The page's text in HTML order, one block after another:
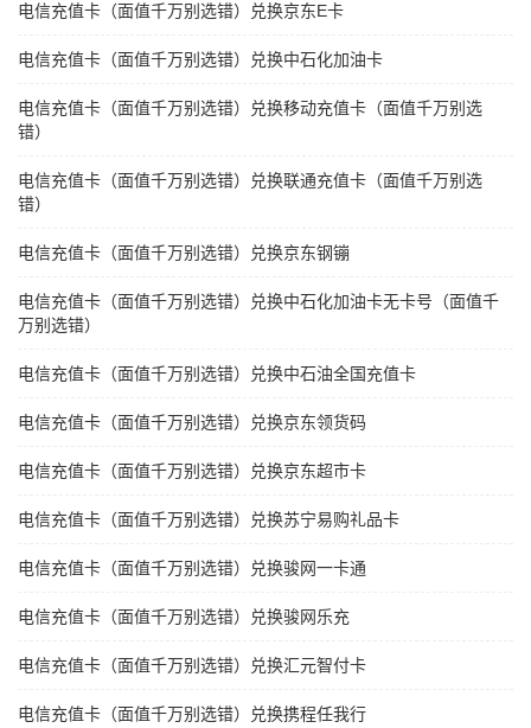
电信充值卡（面值千万别选错）兑换京东E卡
电信充值卡（面值千万别选错）兑换中石化加油卡
电信充值卡（面值千万别选错）兑换移动充值卡（面值千万别选
错）
电信充值卡（面值千万别选错）兑换联通充值卡（面值千万别选
错）
电信充值卡（面值千万别选错）兑换京东钢镚
电信充值卡（面值千万别选错）兑换中石化加油卡无卡号（面值千
万别选错）
电信充值卡（面值千万别选错）兑换中石油全国充值卡
电信充值卡（面值千万别选错）兑换京东领货码
电信充值卡（面值千万别选错）兑换京东超市卡
电信充值卡（面值千万别选错）兑换苏宁易购礼品卡
电信充值卡（面值千万别选错）兑换骏网一卡通
电信充值卡（面值千万别选错）兑换骏网乐充
电信充值卡（面值千万别选错）兑换汇元智付卡
电信充值卡（面值千万别选错）兑换携程任我行